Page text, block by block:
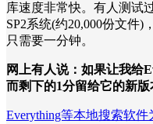
库速度非常快。有人测试
SP2系统(约20,000份文件
只需要一分钟。
网上有人说：如果让我给
而剩下的1分留给它的新版
Everything等本地搜索软